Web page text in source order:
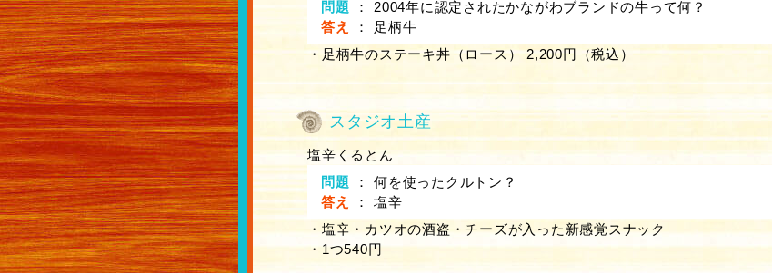
問題 ：
2004年に認定されたかながわブランドの牛って何？
答え
：
足柄牛
・足柄牛のステーキ丼（ロース） 2,200円（税込）
スタジオ土産
塩辛くるとん
問題
： 何を使ったクルトン？
答え
： 塩辛
・塩辛・カツオの酒盗・チーズが入った新感覚スナック
・1つ540円